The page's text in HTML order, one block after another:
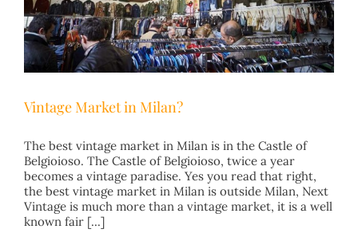
Vintage Market in Milan?
mercato vintage milano vintage market milan
Vintage Market in Milan?
The best vintage market in Milan is in the Castle of
Belgioioso. The Castle of Belgioioso, twice a year
becomes a vintage paradise. Yes you read that right,
the best vintage market in Milan is outside Milan, Next
Vintage is much more than a vintage market, it is a well
known fair [...]